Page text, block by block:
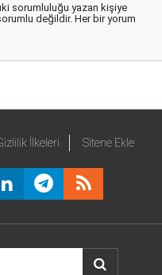
sorumluluğu yazan kişiye
değildir. Her bir yorum
İlkeleri Sitene Ekle